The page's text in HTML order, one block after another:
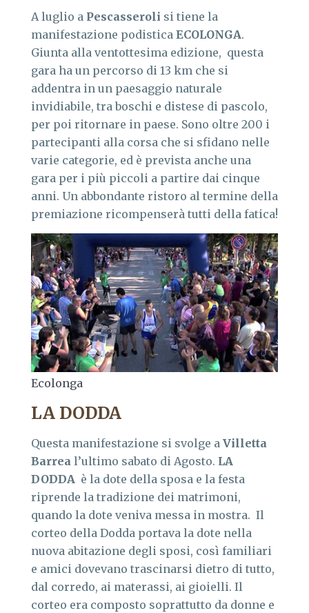
A luglio a Pescasseroli si tiene la
manifestazione podistica ECOLONGA.
Giunta alla ventottesima edizione, questa
gara ha un percorso di 13 km che si
addentra in un paesaggio naturale
invidiabile, tra boschi e distese di pascolo,
per poi ritornare in paese. Sono oltre 200 i
partecipanti alla corsa che si sfidano nelle
varie categorie, ed è prevista anche una
gara per i più piccoli a partire dai cinque
anni. Un abbondante ristoro al termine della
premiazione ricompenserà tutti della fatica!
Ecolonga
LA DODDA
Questa manifestazione si svolge a Villetta
Barrea l’ultimo sabato di Agosto. LA
DODDA è la dote della sposa e la festa
riprende la tradizione dei matrimoni,
quando la dote veniva messa in mostra. Il
corteo della Dodda portava la dote nella
nuova abitazione degli sposi, così familiari
e amici dovevano trascinarsi dietro di tutto,
dal corredo, ai materassi, ai gioielli. Il
corteo era composto soprattutto da donne e